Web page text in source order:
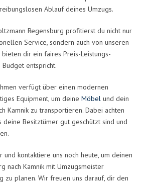
Ablauf deines Umzugs.
Regensburg profitierst du nicht nur
Service, sondern auch von unseren
dir ein faires Preis-Leistungs-
Budget entspricht.
verfügt über einen modernen
Equipment, um deine Möbel und dein
Kamnik zu transportieren. Dabei achten
deine Besitztümer gut geschützt sind und
und kontaktiere uns noch heute, um deinen
nach Kamnik mit Umzugsmeister
zu planen. Wir freuen uns darauf, dir den